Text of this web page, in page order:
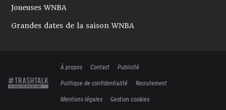
Joueuses WNBA
Grandes dates de la saison WNBA
À propos Contact
Publicité
Politique de confidentialité
Recrutement
Mentions légales
Gestion cookies